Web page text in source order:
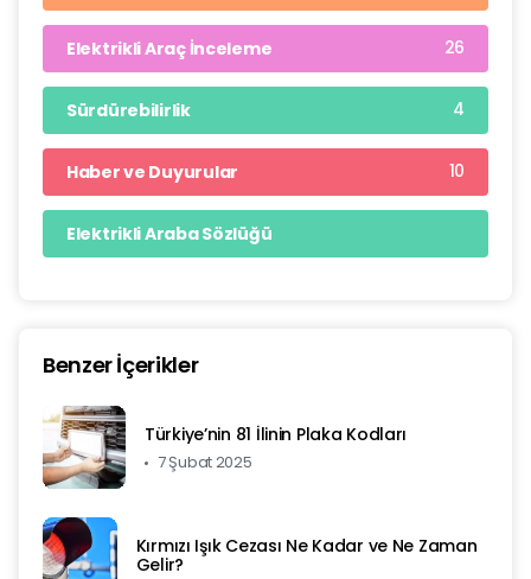
Elektrikli Araç İnceleme 26
Sürdürebilirlik 4
Haber ve Duyurular 10
Elektrikli Araba Sözlüğü
Benzer İçerikler
Türkiye’nin 81 İlinin Plaka Kodları
7 Şubat 2025
Kırmızı Işık Cezası Ne Kadar ve Ne Zaman
Gelir?